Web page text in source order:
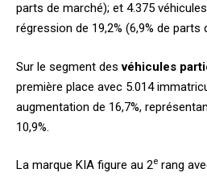
parts de marché); et 4.375
régression de 19,2% (6,9% de parts
Sur le segment desvéhicules
première place avec 5.014
augmentation de 16,7%,
10,9%.
La marque KIA figure au 2e rang